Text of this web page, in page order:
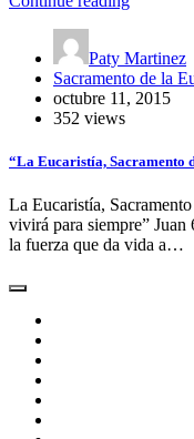
Paty Martinez
Sacramento de la
octubre 11, 2015
352 views
“La Eucaristía, Sacramento
La Eucaristía,
vivirá para siempre” Juan
la fuerza que da vida a…